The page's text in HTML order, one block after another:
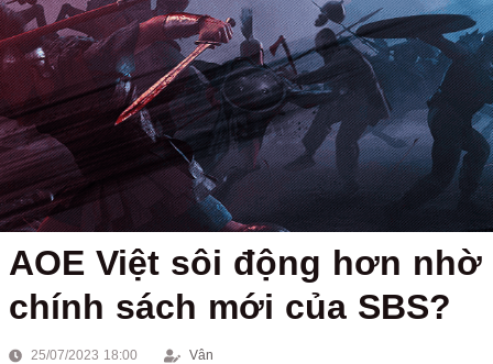
AOE Việt sôi động hơn nhờ
chính sách mới của SBS?
25/07/2023 18:00 Vân